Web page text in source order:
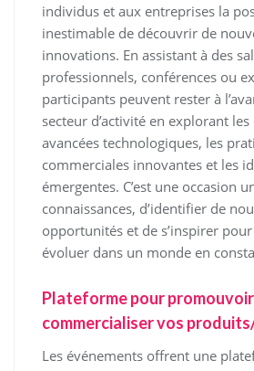
individus et aux entreprises la
inestimable de découvrir de
innovations. En assistant à des
professionnels, conférences ou
participants peuvent rester à
secteur d’activité en explorant
avancées technologiques, les
commerciales innovantes et les
émergentes. C’est une occasion
connaissances, d’identifier de
opportunités et de s’inspirer
évoluer dans un monde en
Plateforme pour
commercialiser vos
Les événements offrent une